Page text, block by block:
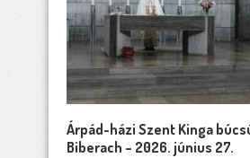
Árpád-házi Szent Kinga
Biberach – 2026. június 27.